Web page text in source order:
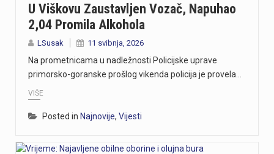
U Viškovu Zaustavljen Vozač, Napuhao
2,04 Promila Alkohola
LSusak 11 svibnja, 2026
Na prometnicama u nadležnosti Policijske uprave
primorsko-goranske prošlog vikenda policija je provela…
VIŠE
Posted in Najnovije, Vijesti